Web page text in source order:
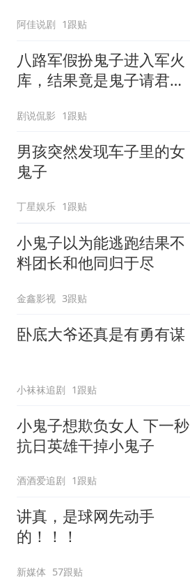
阿佳说剧 1跟贴
八路军假扮鬼子进入军火
库，结果竟是鬼子请君入
剧说侃影 1跟贴
男孩突然发现车子里的女
鬼子
丁星娱乐 1跟贴
小鬼子以为能逃跑结果不
料团长和他同归于尽
金鑫影视 3跟贴
卧底大爷还真是有勇有谋
小袜袜追剧 1跟贴
小鬼子想欺负女人 下一秒
抗日英雄干掉小鬼子
酒酒爱追剧 1跟贴
讲真，是球网先动手
的！！！
新媒体 57跟贴